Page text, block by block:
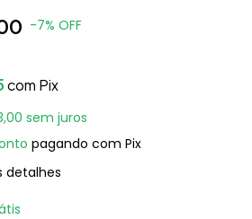
-7% OFF
com Pix
sem juros
pagando com Pix
detalhes